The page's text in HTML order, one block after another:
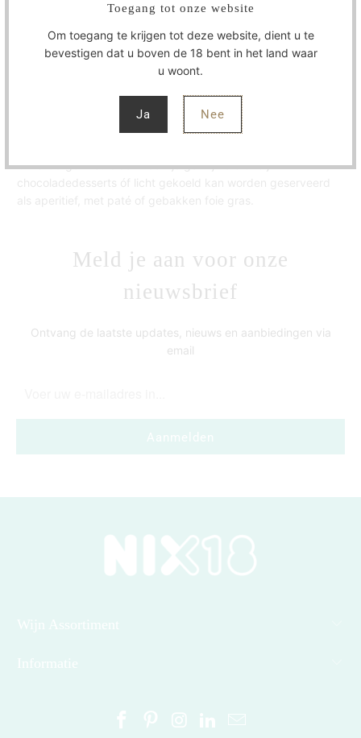
Zeer evenwichtig en met een elegant karakter.De wijn
heeft een frisse, lange en krachtige afdronk. Deze Tawny
Morgadio da Calçada rijpt in Vila Nova de Gaia, in de kelders
van Niepoort, in Port vaten gedurende ongeveer 3 jaar.
wordt grotendeels gevinifieerd in molens, met traditionele
De druiven komen voornamelijk uit het Provezende-
Cima Corgo. Het is een veelzijdige wijn die óf bij
chocoladedesserts óf licht gekoeld kan worden geserveerd
als aperitief, met paté of gebakken foie gras.
Meld je aan voor onze
nieuwsbrief
Ontvang de laatste updates, nieuws en aanbiedingen via
email
Wijn Assortiment
Informatie
Toegang tot onze website
Om toegang te krijgen tot deze website, dient u te
bevestigen dat u boven de 18 bent in het land waar
u woont.
Ja Nee